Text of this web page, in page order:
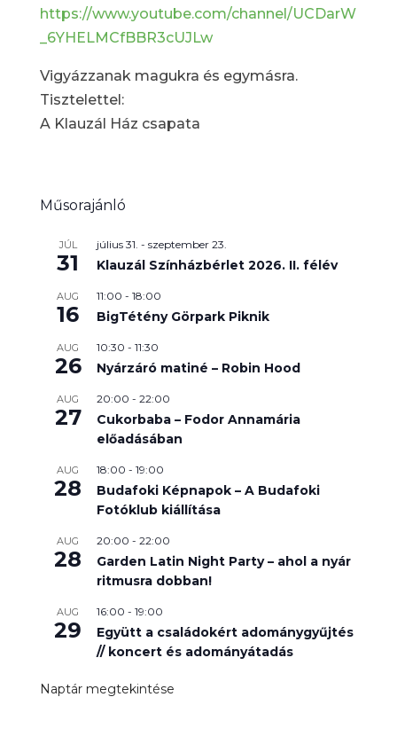
https://www.youtube.com/channel/UCDarW
_6YHELMCfBBR3cUJLw
Vigyázzanak magukra és egymásra.
Tisztelettel:
A Klauzál Ház csapata
Műsorajánló
JÚL
31
július 31. - szeptember 23.
Klauzál Színházbérlet 2026. II. félév
AUG
16
11:00 - 18:00
BigTétény Görpark Piknik
AUG
26
10:30 - 11:30
Nyárzáró matiné – Robin Hood
AUG
27
20:00 - 22:00
Cukorbaba – Fodor Annamária
előadásában
AUG
28
18:00 - 19:00
Budafoki Képnapok – A Budafoki
Fotóklub kiállítása
AUG
28
20:00 - 22:00
Garden Latin Night Party – ahol a nyár
ritmusra dobban!
AUG
29
16:00 - 19:00
Együtt a családokért adománygyűjtés
// koncert és adományátadás
Naptár megtekintése